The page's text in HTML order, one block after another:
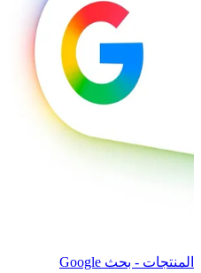
المنتجات - بحث Google